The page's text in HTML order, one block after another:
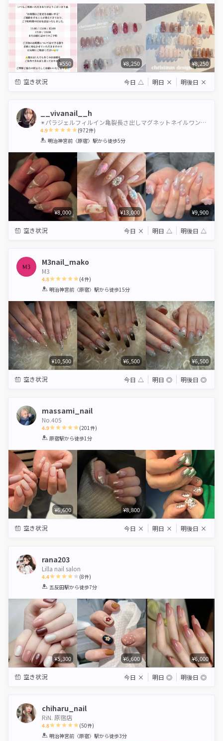
¥550 ¥8,250 ¥8,250
空き状況 今日 △ 明日 × 明後日 ×
__vivanail__h
✴︎パラジェルフィルイン亀裂長さ出しマグネットネイルワンホンネイルギャルネイルちゅるんネイル渋谷
4.9
1 2 3 4 5
(972件)
明治神宮前〈原宿〉駅から徒歩5分
¥8,000 ¥13,000 ¥9,900
空き状況 今日 × 明日 △ 明後日 △
M3nail_mako
M3
4.8
1 2 3 4 5
(4件)
明治神宮前〈原宿〉駅から徒歩15分
¥10,500 ¥6,500 ¥6,500
空き状況 今日 △ 明日 ◎ 明後日 ◎
massami_nail
No.405
4.9
1 2 3 4 5
(201件)
原宿駅から徒歩1分
¥6,600 ¥8,800
空き状況 今日 × 明日 × 明後日 ×
rana203
Lilla nail salon
4.4
1 2 3 4 5
(8件)
五反田駅から徒歩7分
¥5,300 ¥6,600 ¥6,000
空き状況 今日 × 明日 ◎ 明後日 ◎
chiharu_nail
RiN. 原宿店
4.8
1 2 3 4 5
(50件)
明治神宮前〈原宿〉駅から徒歩3分